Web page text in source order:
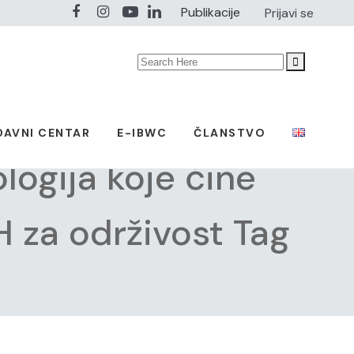
Publikacije Prijavi se
Search
CENTAR E-IBWC ČLANSTVO
koje čine
za održivost Tag